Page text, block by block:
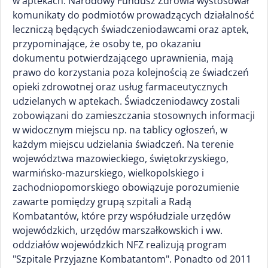
komunikaty do podmiotów prowadzących działalność
leczniczą będących świadczeniodawcami oraz aptek,
przypominające, że osoby te, po okazaniu
dokumentu potwierdzającego uprawnienia, mają
prawo do korzystania poza kolejnością ze świadczeń
opieki zdrowotnej oraz usług farmaceutycznych
udzielanych w aptekach. Świadczeniodawcy zostali
zobowiązani do zamieszczania stosownych informacji
w widocznym miejscu np. na tablicy ogłoszeń, w
każdym miejscu udzielania świadczeń. Na terenie
województwa mazowieckiego, świętokrzyskiego,
warmińsko-mazurskiego, wielkopolskiego i
zachodniopomorskiego obowiązuje porozumienie
zawarte pomiędzy grupą szpitali a Radą
Kombatantów, które przy współudziale urzędów
wojewódzkich, urzędów marszałkowskich i ww.
oddziałów wojewódzkich NFZ realizują program
"Szpitale Przyjazne Kombatantom". Ponadto od 2011